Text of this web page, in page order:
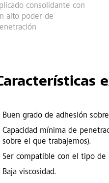
consolidante con
alto poder de
Buen grado de adhesión
Capacidad mínima de
sobre el que trabajemos).
Ser compatible con el tipo de
Baja viscosidad.